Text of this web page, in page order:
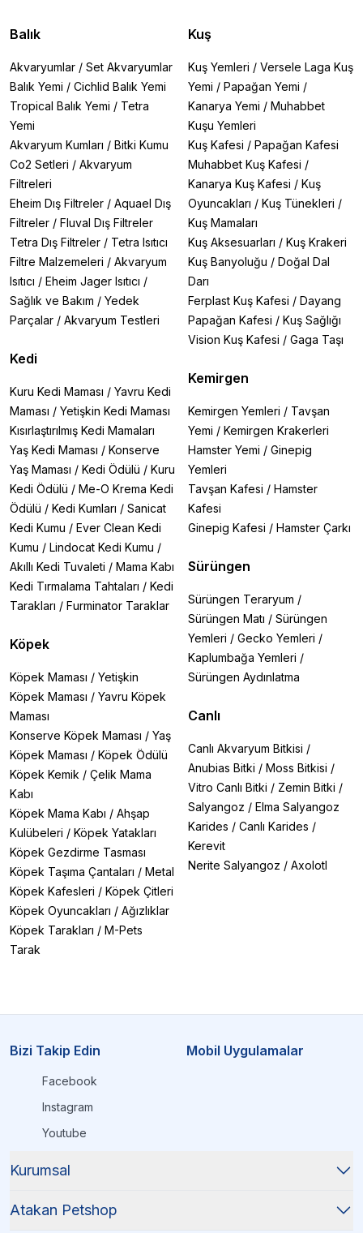
Balık
Akvaryumlar / Set Akvaryumlar
Balık Yemi / Cichlid Balık Yemi
Tropical Balık Yemi / Tetra
Yemi
Akvaryum Kumları / Bitki Kumu
Co2 Setleri / Akvaryum
Filtreleri
Eheim Dış Filtreler / Aquael Dış
Filtreler / Fluval Dış Filtreler
Tetra Dış Filtreler / Tetra Isıtıcı
Filtre Malzemeleri / Akvaryum
Isıtıcı / Eheim Jager Isıtıcı /
Sağlık ve Bakım / Yedek
Parçalar / Akvaryum Testleri
Kedi
Kuru Kedi Maması / Yavru Kedi
Maması / Yetişkin Kedi Maması
Kısırlaştırılmış Kedi Mamaları
Yaş Kedi Maması / Konserve
Yaş Maması / Kedi Ödülü / Kuru
Kedi Ödülü / Me-O Krema Kedi
Ödülü / Kedi Kumları / Sanicat
Kedi Kumu / Ever Clean Kedi
Kumu / Lindocat Kedi Kumu /
Akıllı Kedi Tuvaleti / Mama Kabı
Kedi Tırmalama Tahtaları / Kedi
Tarakları / Furminator Taraklar
Köpek
Köpek Maması / Yetişkin
Köpek Maması / Yavru Köpek
Maması
Konserve Köpek Maması / Yaş
Köpek Maması / Köpek Ödülü
Köpek Kemik / Çelik Mama
Kabı
Köpek Mama Kabı / Ahşap
Kulübeleri / Köpek Yatakları
Köpek Gezdirme Tasması
Köpek Taşıma Çantaları / Metal
Köpek Kafesleri / Köpek Çitleri
Köpek Oyuncakları / Ağızlıklar
Köpek Tarakları / M-Pets
Tarak
Kuş
Kuş Yemleri / Versele Laga Kuş
Yemi / Papağan Yemi /
Kanarya Yemi / Muhabbet
Kuşu Yemleri
Kuş Kafesi / Papağan Kafesi
Muhabbet Kuş Kafesi /
Kanarya Kuş Kafesi / Kuş
Oyuncakları / Kuş Tünekleri /
Kuş Mamaları
Kuş Aksesuarları / Kuş Krakeri
Kuş Banyoluğu / Doğal Dal
Darı
Ferplast Kuş Kafesi / Dayang
Papağan Kafesi / Kuş Sağlığı
Vision Kuş Kafesi / Gaga Taşı
Kemirgen
Kemirgen Yemleri / Tavşan
Yemi / Kemirgen Krakerleri
Hamster Yemi / Ginepig
Yemleri
Tavşan Kafesi / Hamster
Kafesi
Ginepig Kafesi / Hamster Çarkı
Sürüngen
Sürüngen Teraryum /
Sürüngen Matı / Sürüngen
Yemleri / Gecko Yemleri /
Kaplumbağa Yemleri /
Sürüngen Aydınlatma
Canlı
Canlı Akvaryum Bitkisi /
Anubias Bitki / Moss Bitkisi /
Vitro Canlı Bitki / Zemin Bitki /
Salyangoz / Elma Salyangoz
Karides / Canlı Karides /
Kerevit
Nerite Salyangoz / Axolotl
Bizi Takip Edin
Facebook
Instagram
Youtube
Mobil Uygulamalar
Kurumsal
Atakan Petshop